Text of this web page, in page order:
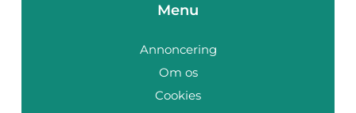
Menu
Annoncering
Om os
Cookies